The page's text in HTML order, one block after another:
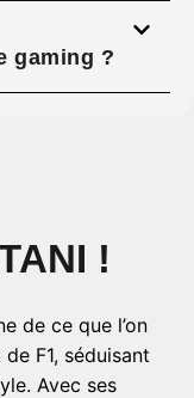
gaming ?
!
de ce que l’on
F1, séduisant
Avec ses